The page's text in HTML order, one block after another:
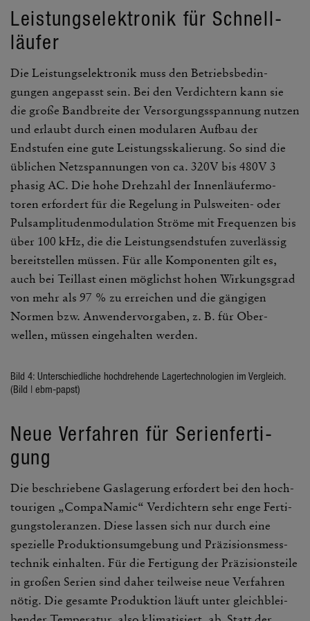
Leis­tungs­elek­tronik für Schnell­
läufer
Die Leis­tungs­elek­tronik muss den Betriebs­be­din­
gungen ange­passt sein. Bei den Verdich­tern kann sie
die große Band­breite der Versor­gungs­span­nung nutzen
und erlaubt durch einen modu­laren Aufbau der
Endstufen eine gute Leis­tungs­ska­lie­rung. So sind die
übli­chen Netz­span­nungen von ca. 320V bis 480V 3
phasig AC. Die hohe Dreh­zahl der Innen­läu­fer­mo­
toren erfor­dert für die Rege­lung in Puls­weiten- oder
Puls­am­pli­tu­den­mo­du­la­tion Ströme mit Frequenzen bis
über 100 kHz, die die Leis­tungs­end­stufen zuver­lässig
bereit­stellen müssen. Für alle Kompo­nenten gilt es,
auch bei Teil­last einen möglichst hohen Wirkungs­grad
von mehr als 97 % zu errei­chen und die gängigen
Normen bzw. Anwen­der­vor­gaben, z. B. für Ober­
wellen, müssen einge­halten werden.
Bild 4: Unter­schied­liche hoch­dre­hende Lager­tech­no­lo­gien im Vergleich.
(Bild | ebm-papst)
Neue Verfahren für Seri­en­fer­ti­
gung
Die beschrie­bene Gasla­ge­rung erfor­dert bei den hoch­
tou­rigen „Compa­Namic“ Verdich­tern sehr enge Ferti­
gungs­to­le­ranzen. Diese lassen sich nur durch eine
spezi­elle Produk­ti­ons­um­ge­bung und Präzi­si­ons­mess­
technik einhalten. Für die Ferti­gung der Präzi­si­ons­teile
in großen Serien sind daher teil­weise neue Verfahren
nötig. Die gesamte Produk­tion läuft unter gleich­blei­